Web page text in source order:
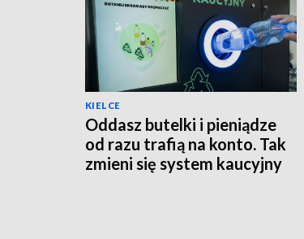
KIELCE
Oddasz butelki i pieniądze
od razu trafią na konto. Tak
zmieni się system kaucyjny